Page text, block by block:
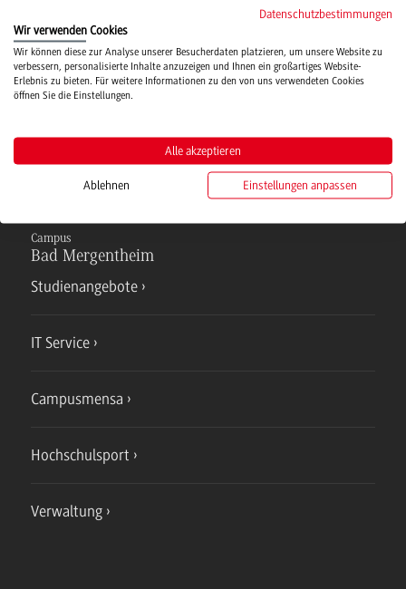
Hochschulsport
Campus
Bad Mergentheim
Studienangebote
IT Service
Campusmensa
Hochschulsport
Verwaltung
Datenschutzbestimmungen
Wir verwenden Cookies
Wir können diese zur Analyse unserer Besucherdaten platzieren, um unsere Website zu
verbessern, personalisierte Inhalte anzuzeigen und Ihnen ein großartiges Website-
Erlebnis zu bieten. Für weitere Informationen zu den von uns verwendeten Cookies
öffnen Sie die Einstellungen.
Alle akzeptieren
Ablehnen Einstellungen anpassen